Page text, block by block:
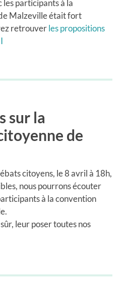
participants à la
Malzeville était fort
retrouverles propositions
sur la
de
citoyens, le 8 avril à 18h,
nous pourrons écouter
à la convention
leur poser toutes nos